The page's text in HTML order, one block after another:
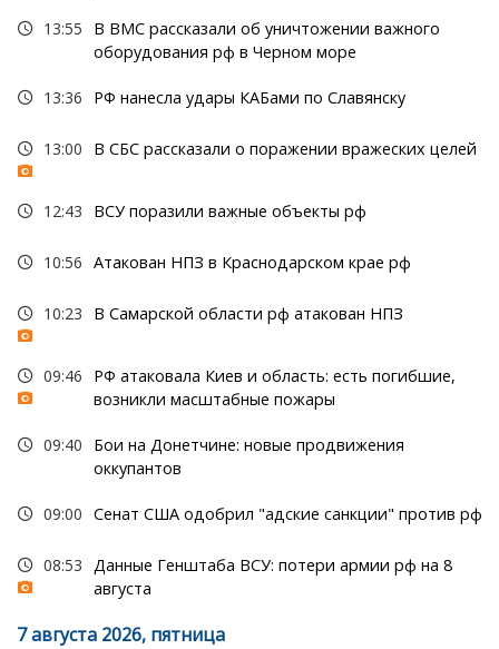
13:55
В ВМС рассказали об уничтожении важного
оборудования рф в Черном море
13:36 РФ нанесла удары КАБами по Славянску
13:00 В СБС рассказали о поражении вражеских целей
12:43 ВСУ поразили важные объекты рф
10:56 Атакован НПЗ в Краснодарском крае рф
10:23 В Самарской области рф атакован НПЗ
09:46
РФ атаковала Киев и область: есть погибшие,
возникли масштабные пожары
09:40
Бои на Донетчине: новые продвижения
оккупантов
09:00 Сенат США одобрил "адские санкции" против рф
08:53 Данные Генштаба ВСУ: потери армии рф на 8
августа
7 августа 2026, пятница